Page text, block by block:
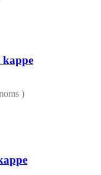
kappe
)